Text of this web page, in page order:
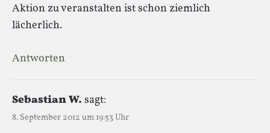
Aktion zu veranstalten ist schon ziemlich
lächerlich.
Antworten
Sebastian W. sagt:
8. September 2012 um 19:53 Uhr